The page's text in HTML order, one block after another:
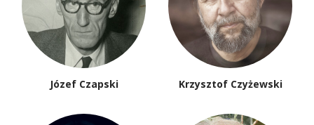
Józef Czapski Krzysztof Czyżewski